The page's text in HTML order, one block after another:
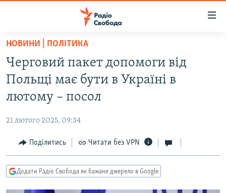
Перейти
основного
матеріалу
до
основної
Перейти
до
пошуку
ВСЕ ЗА ДОБУ
СУСПІЛЬСТВО
РОСІЙСЬКА «ФІЛЬТРАЦІЯ»
ДОНБАС.РЕАЛІЇ
ТИ ЯК?
НОВИНИ | ПОЛІТИКА
Черговий пакет допомоги від
Польщі має бути в Україні в
лютому – посол
21 лютого 2025, 09:34
Поділитись Читати без VPN
Додати Радіо Свобода як бажане джерело в Google